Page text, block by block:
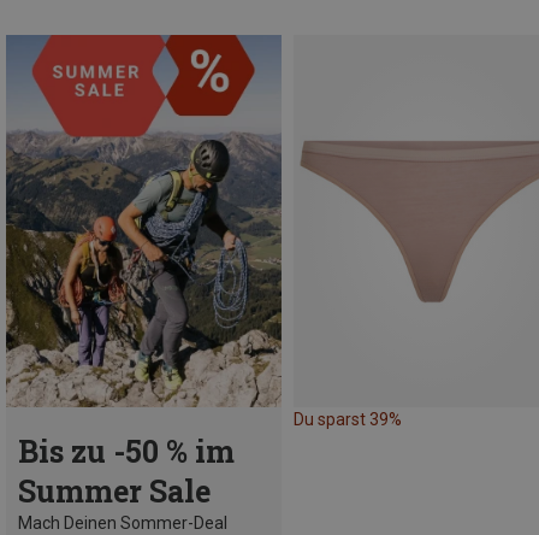
Bis zu -50 % im
Summer Sale
Mach Deinen Sommer-Deal
Du sparst 39%